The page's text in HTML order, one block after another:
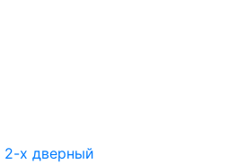
2-х дверный